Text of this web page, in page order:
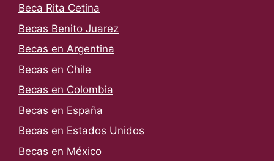
Beca Rita Cetina
Becas Benito Juarez
Becas en Argentina
Becas en Chile
Becas en Colombia
Becas en España
Becas en Estados Unidos
Becas en México